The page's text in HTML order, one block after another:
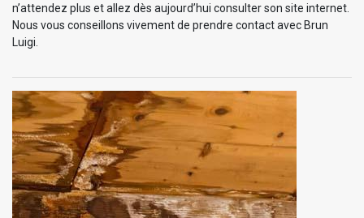
n’attendez plus et allez dès aujourd’hui consulter son site internet.
Nous vous conseillons vivement de prendre contact avec Brun
Luigi.